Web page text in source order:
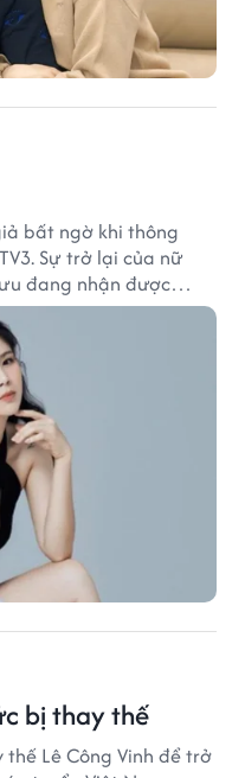
bất ngờ khi thông
Sự trở lại của nữ
đang nhận được
bị thay thế
Lê Công Vinh để trở